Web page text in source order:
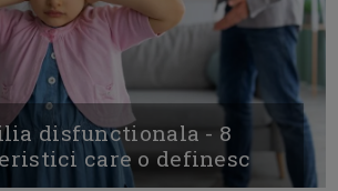
disfunctionala - 8
care o definesc